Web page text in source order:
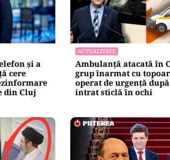
și a
cere
din Cluj
ACTUALITATE
Ambulanță atacată în
grup înarmat cu
operat de urgență
intrat sticlă în ochi